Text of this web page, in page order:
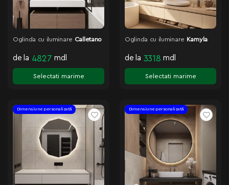
Oglinda cu iluminare Calletano
de la 4827 mdl
Selectati marime
Oglinda cu iluminare Kamyla
de la 3318 mdl
Selectati marime
Dimensiune personalizată Dimensiune personalizată